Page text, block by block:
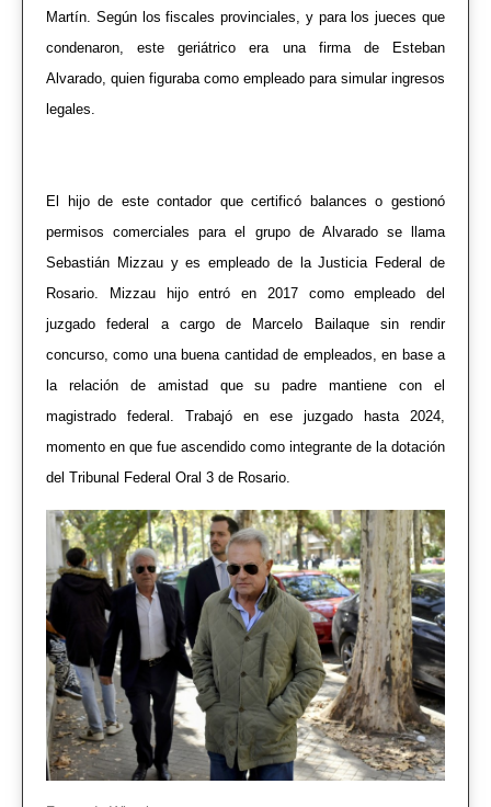
Martín. Según los fiscales provinciales, y para los jueces que
condenaron, este geriátrico era una firma de Esteban
Alvarado, quien figuraba como empleado para simular ingresos
legales.
El hijo de este contador que certificó balances o gestionó
permisos comerciales para el grupo de Alvarado se llama
Sebastián Mizzau y es empleado de la Justicia Federal de
Rosario. Mizzau hijo entró en 2017 como empleado del
juzgado federal a cargo de Marcelo Bailaque sin rendir
concurso, como una buena cantidad de empleados, en base a
la relación de amistad que su padre mantiene con el
magistrado federal. Trabajó en ese juzgado hasta 2024,
momento en que fue ascendido como integrante de la dotación
del Tribunal Federal Oral 3 de Rosario.